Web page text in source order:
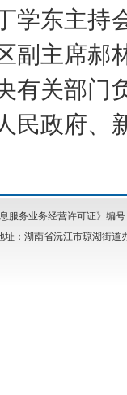
学东主持
副主席郝
有关部门
民政府、
服务业务经营许可证》编
址：湖南省沅江市琼湖街